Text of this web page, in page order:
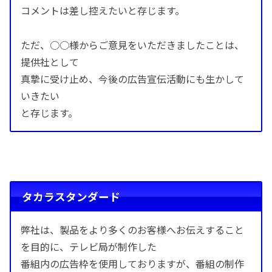
コメントは差し控えたいと存じます。
ただ、○○様からご意見をいただきましたことは、
提供社として
真摯に受け止め、今後の広告宣伝活動にも生かして
いきたい
と存じます。
タカラスタンダード
弊社は、製品をより多くのお客様へお伝えすること
を目的に、テレビ局が制作した
番組内の広告枠を使用しておりますが、番組の制作